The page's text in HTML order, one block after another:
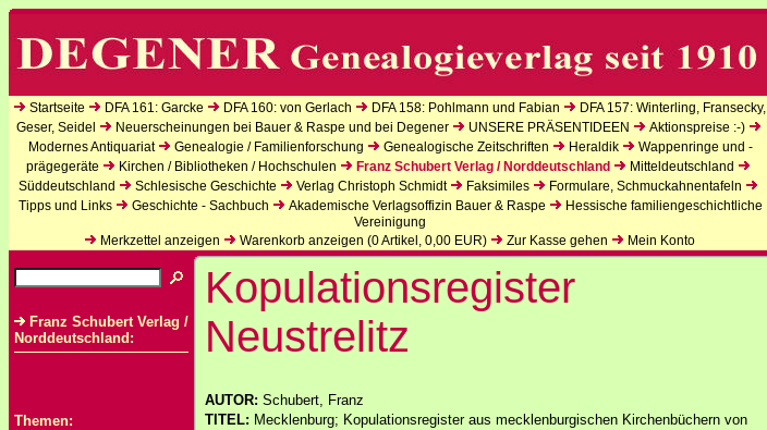
Startseite DFA 161: Garcke DFA 160: von Gerlach DFA 158: Pohlmann und Fabian
DFA 157: Winterling, Fransecky,
Geser, Seidel
Neuerscheinungen bei Bauer & Raspe und bei Degener UNSERE PRÄSENTIDEEN
Aktionspreise :-)
Modernes Antiquariat
Genealogie / Familienforschung Genealogische Zeitschriften Heraldik
Wappenringe und -
prägegeräte
Kirchen / Bibliotheken / Hochschulen Franz Schubert Verlag / Norddeutschland
Mitteldeutschland
Süddeutschland
Schlesische Geschichte Verlag Christoph Schmidt Faksimiles
Formulare, Schmuckahnentafeln
Tipps und Links
Geschichte - Sachbuch Akademische Verlagsoffizin Bauer & Raspe
Hessische familiengeschichtliche
Vereinigung
Merkzettel anzeigen
Warenkorb anzeigen (0Artikel, 0,00 EUR) Zur Kasse gehen Mein Konto
Franz Schubert Verlag /
Norddeutschland:
Themen:
Kopulationsregister
Neustrelitz
AUTOR: Schubert, Franz
TITEL: Mecklenburg; Kopulationsregister aus mecklenburgischen Kirchenbüchern von